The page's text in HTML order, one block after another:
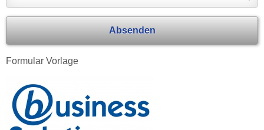
Absenden
Formular Vorlage